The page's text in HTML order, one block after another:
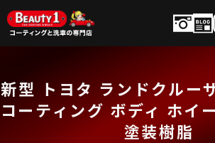
新型 トヨタ ランドクルー
コーティング ボディ ホイ
塗装樹脂